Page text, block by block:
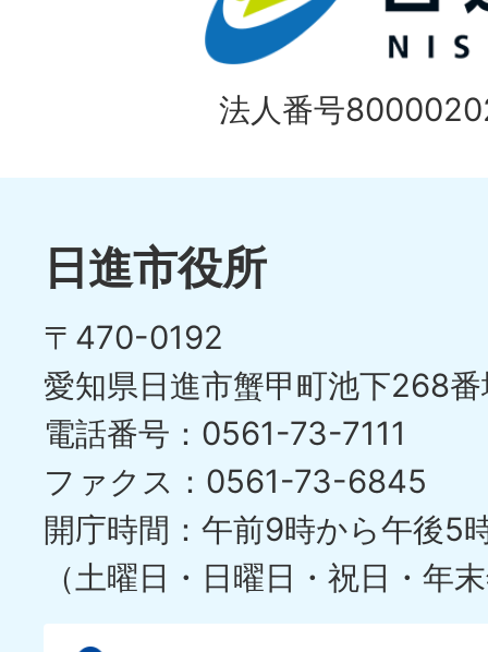
法人番号
日進市役所
〒470-0192
愛知県日進市蟹甲町池下268
電話番号：0561-73-7111
ファクス：0561-73-6845
開庁時間：午前9時から午後5
（土曜日・日曜日・祝日・年